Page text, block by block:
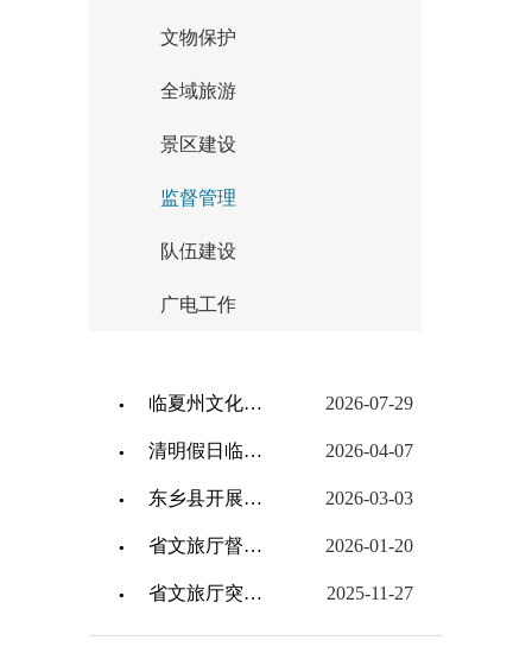
文物保护
全域旅游
景区建设
监督管理
队伍建设
广电工作
临夏州文化广电和旅游局关于2025年法治政府建设年度报告 2026-07-29
清明假日临夏州旅游市场火爆有序 2026-04-07
东乡县开展春季新学期出版物市场专项检查暨诚信经营宣传活动 2026-03-03
省文旅厅督查临夏州文旅市场秩序和安全生产工作 2026-01-20
省文旅厅突出重要时段重点领域推进安全生产驻点包抓工作 2025-11-27